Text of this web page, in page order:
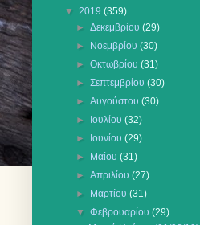
▼ 2019 (359)
►Δεκεμβρίου(29)
►
Νοεμβρίου(30)
►Οκτωβρίου(31)
►Σεπτεμβρίου(30)
►Αυγούστου(30)
►
Ιουλίου(32)
►
Ιουνίου(29)
►
Μαΐου(31)
►Απριλίου(27)
►
Μαρτίου(31)
▼Φεβρουαρίου(29)